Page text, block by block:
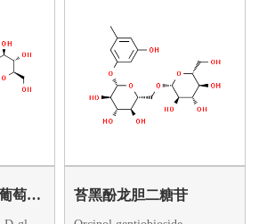
东革阿里-2-O-β-D-葡萄糖苷 苔黑酚龙胆二糖苷